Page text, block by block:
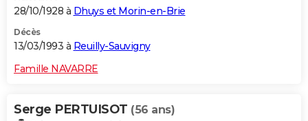
28/10/1928 à Dhuys et Morin-en-Brie
Décès
13/03/1993 à Reuilly-Sauvigny
Famille NAVARRE
Serge PERTUISOT (56 ans)